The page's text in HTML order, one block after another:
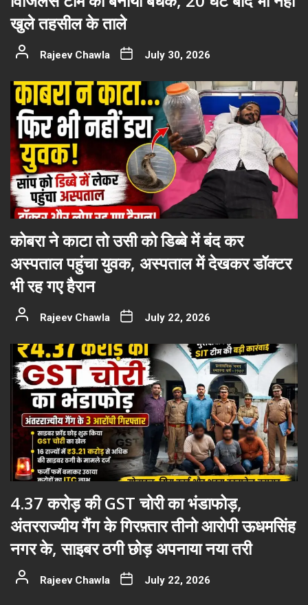
खुले तहसील के ताले
Rajeev Chawla July 30, 2026
कोबरा ने काटा तो उसी को डिब्बे में बंद कर
अस्पताल पहुंचा युवक, अस्पताल में देखकर डॉक्टर
भी रह गए हैरान
Rajeev Chawla July 22, 2026
4.37 करोड़ की GST चोरी का भंडाफोड़,
अंतरराज्यीय गैंग के गिरफ़्तार तीनो आरोपी ऊधमसिंह
नगर के, साइबर ठगी छोड़ अपनाया नया तरी
Rajeev Chawla July 22, 2026